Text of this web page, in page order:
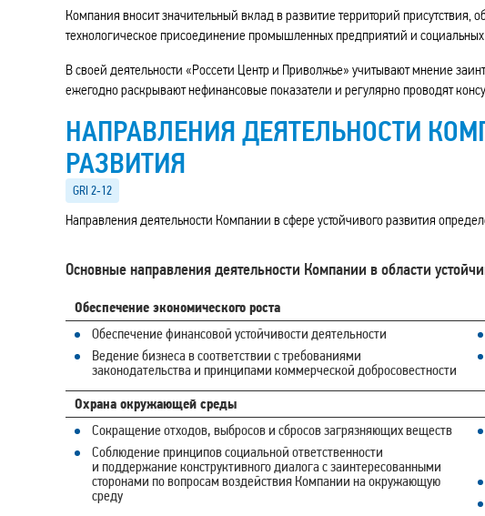
Компания вносит значительный вклад в развитие территорий
технологическое присоединение промышленных предприятий и социальных
В своей деятельности «Россети Центр и Приволжье» учитывают мнение
ежегодно раскрывают нефинансовые показатели и регулярно проводят
НАПРАВЛЕНИЯ ДЕЯТЕЛЬНОСТИ
РАЗВИТИЯ
GRI 2‑12
Направления деятельности Компании в сфере устойчивого развития
Основные направления деятельности Компании в области
Обеспечение экономического роста
Обеспечение финансовой устойчивости деятельности
Ведение бизнеса в соответствии с требованиями
законодательства и принципами коммерческой добросовестности
Охрана окружающей среды
Сокращение отходов, выбросов и сбросов загрязняющих веществ
Соблюдение принципов социальной ответственности
и поддержание конструктивного диалога с заинтересованными
сторонами по вопросам воздействия Компании на окружающую
среду